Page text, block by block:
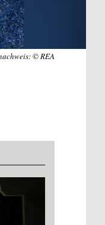
© REA